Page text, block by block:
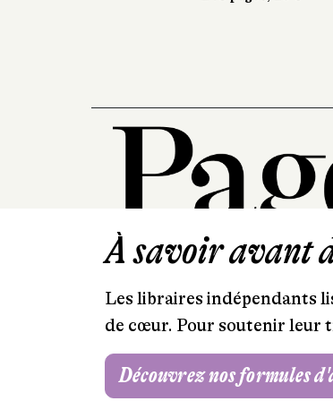
À savoir avant
Les libraires indépendants
de cœur. Pour soutenir leur
Découvrez nos formules